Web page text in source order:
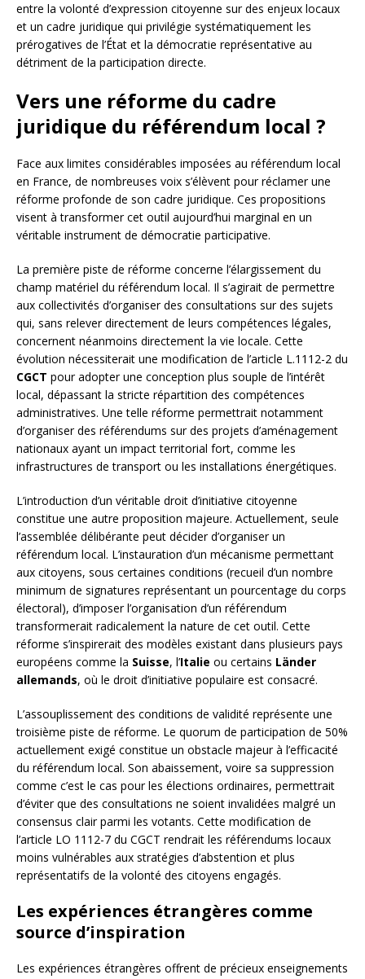
entre la volonté d’expression citoyenne sur des enjeux locaux
et un cadre juridique qui privilégie systématiquement les
prérogatives de l’État et la démocratie représentative au
détriment de la participation directe.
Vers une réforme du cadre
juridique du référendum local ?
Face aux limites considérables imposées au référendum local
en France, de nombreuses voix s’élèvent pour réclamer une
réforme profonde de son cadre juridique. Ces propositions
visent à transformer cet outil aujourd’hui marginal en un
véritable instrument de démocratie participative.
La première piste de réforme concerne l’élargissement du
champ matériel du référendum local. Il s’agirait de permettre
aux collectivités d’organiser des consultations sur des sujets
qui, sans relever directement de leurs compétences légales,
concernent néanmoins directement la vie locale. Cette
évolution nécessiterait une modification de l’article L.1112-2 du
CGCT pour adopter une conception plus souple de l’intérêt
local, dépassant la stricte répartition des compétences
administratives. Une telle réforme permettrait notamment
d’organiser des référendums sur des projets d’aménagement
nationaux ayant un impact territorial fort, comme les
infrastructures de transport ou les installations énergétiques.
L’introduction d’un véritable droit d’initiative citoyenne
constitue une autre proposition majeure. Actuellement, seule
l’assemblée délibérante peut décider d’organiser un
référendum local. L’instauration d’un mécanisme permettant
aux citoyens, sous certaines conditions (recueil d’un nombre
minimum de signatures représentant un pourcentage du corps
électoral), d’imposer l’organisation d’un référendum
transformerait radicalement la nature de cet outil. Cette
réforme s’inspirerait des modèles existant dans plusieurs pays
européens comme la Suisse, l’Italie ou certains Länder
allemands, où le droit d’initiative populaire est consacré.
L’assouplissement des conditions de validité représente une
troisième piste de réforme. Le quorum de participation de 50%
actuellement exigé constitue un obstacle majeur à l’efficacité
du référendum local. Son abaissement, voire sa suppression
comme c’est le cas pour les élections ordinaires, permettrait
d’éviter que des consultations ne soient invalidées malgré un
consensus clair parmi les votants. Cette modification de
l’article LO 1112-7 du CGCT rendrait les référendums locaux
moins vulnérables aux stratégies d’abstention et plus
représentatifs de la volonté des citoyens engagés.
Les expériences étrangères comme
source d’inspiration
Les expériences étrangères offrent de précieux enseignements